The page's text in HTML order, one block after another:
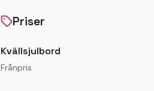
att vara både smidig att
kunder eller samarbetspartners
Priser
Kvällsjulbord
Frånpris